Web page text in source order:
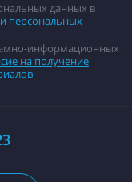
данных в
персональных
информационных
на получение